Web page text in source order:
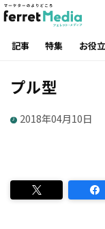
記事 特集 お役
プル型
2018年04月10日